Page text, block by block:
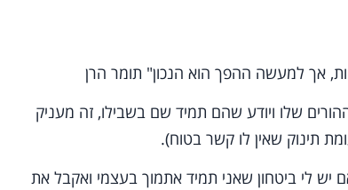
אך למעשה ההפך הוא הנכון" תומר הרן
שלו ויודע שהם תמיד שם בשבילו, זה מעניק
תינוק שאין לו קשר בטוח).
יש לי ביטחון שאני תמיד אתמוך בעצמי ואקבל את